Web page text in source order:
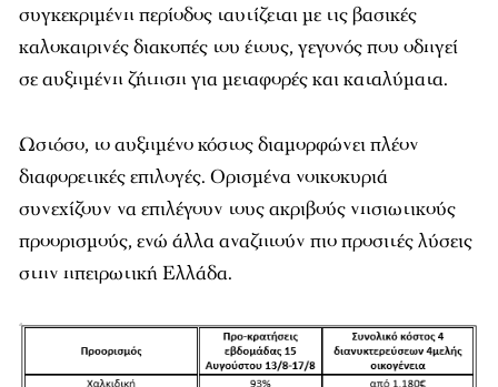
συγκεκριμένη περίοδος ταυτίζεται με τις βασικές
καλοκαιρινές διακοπές του έτους, γεγονός που οδηγεί
σε αυξημένη ζήτηση για μεταφορές και καταλύματα.
Ωστόσο, το αυξημένο κόστος διαμορφώνει πλέον
διαφορετικές επιλογές. Ορισμένα νοικοκυριά
συνεχίζουν να επιλέγουν τους ακριβούς νησιωτικούς
προορισμούς, ενώ άλλα αναζητούν πιο προσιτές λύσεις
στην ηπειρωτική Ελλάδα.